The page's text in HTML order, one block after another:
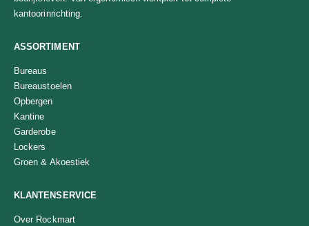
kantoorinrichting.
ASSORTIMENT
Bureaus
Bureaustoelen
Opbergen
Kantine
Garderobe
Lockers
Groen & Akoestiek
KLANTENSERVICE
Over Rockmart